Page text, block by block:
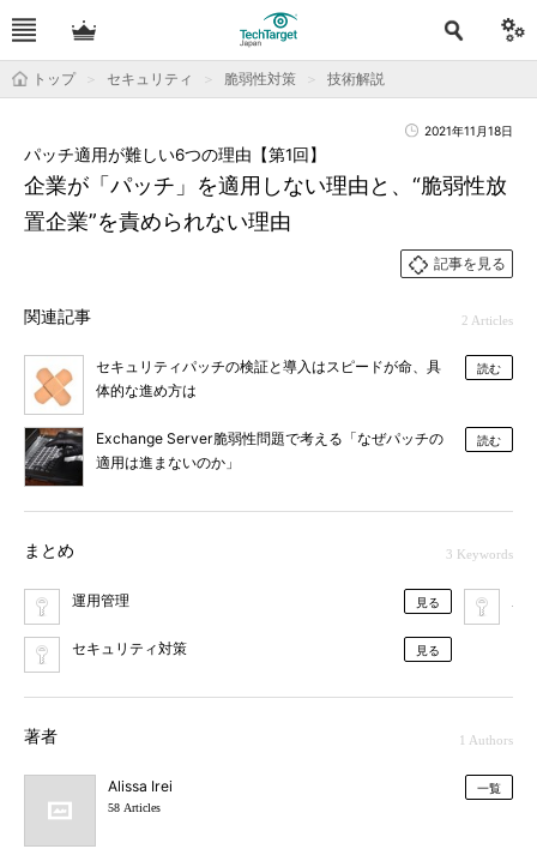
トップ セキュリティ 脆弱性対策 技術解説
2021年11月18日
企業が「パッチ」を適用しない理由と、“脆弱性放
置企業”を責められない理由
パッチ適用が難しい6つの理由【第1回】
記事を見る
関連記事 2 Articles
セキュリティパッチの検証と導入はスピードが命、具
体的な進め方は
読む
Exchange Server脆弱性問題で考える「なぜパッチの
適用は進まないのか」
読む
まとめ 3 Keywords
運用管理 見る
セキュリティ対策 見る
著者 1 Authors
Alissa Irei
58 Articles
一覧